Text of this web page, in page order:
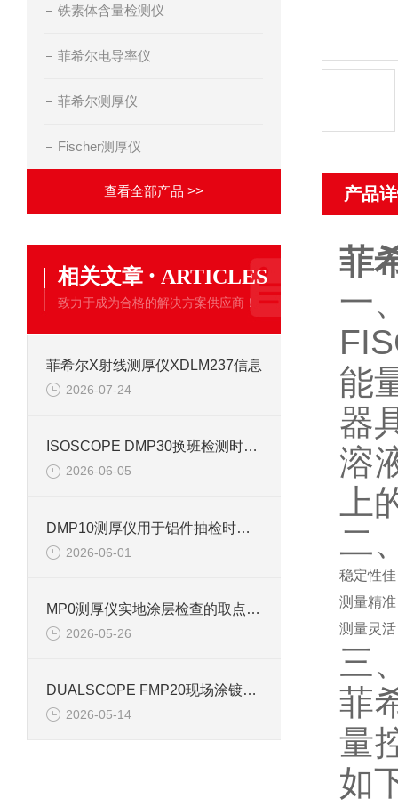
铁素体含量检测仪
菲希尔电导率仪
菲希尔测厚仪
Fischer测厚仪
查看全部产品 >>
相关文章 · ARTICLES
致力于成为合格的解决方案供应商！
菲希尔X射线测厚仪XDLM237信息
2026-07-24
ISOSCOPE DMP30换班检测时怎样说明样品状态
2026-06-05
DMP10测厚仪用于铝件抽检时怎样记录基材状态
2026-06-01
MP0测厚仪实地涂层检查的取点流程
2026-05-26
DUALSCOPE FMP20现场涂镀层复核中的操作要点
2026-05-14
产品
菲
一
能
器
溶
上
二
稳定性佳
测量精准
测量灵活
三
菲
量
如